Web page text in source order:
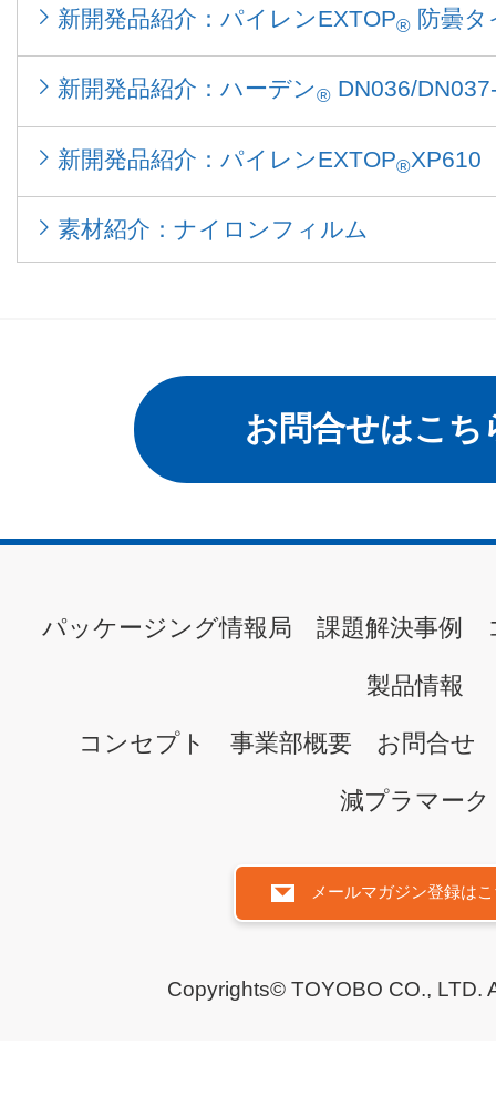
新開発品紹介：パイレンEXTOP® 防曇タ
新開発品紹介：ハーデン® DN036/
新開発品紹介：パイレンEXTOP®XP610
素材紹介：ナイロンフィルム
お問合せはこち
パッケージング情報局 課題解決事例
製品情報
コンセプト 事業部概要 お問合せ
減プラマーク
メールマガジン登録は
Copyrights© TOYOBO CO., LTD.